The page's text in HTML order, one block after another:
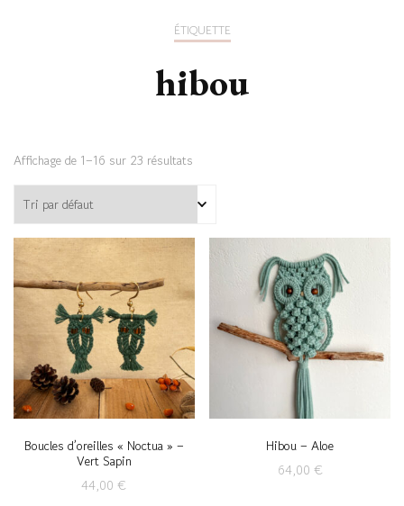
ÉTIQUETTE
hibou
Affichage de 1–16 sur 23 résultats
Boucles d’oreilles « Noctua » –
Vert Sapin
44,00€
Hibou – Aloe
64,00 €